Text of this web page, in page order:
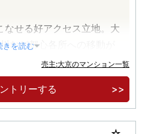
なせる好アクセス立地。大
など都心各所への移動が
京区本郷エリア。
きを読む
売主:大京のマンション一覧
トリーする